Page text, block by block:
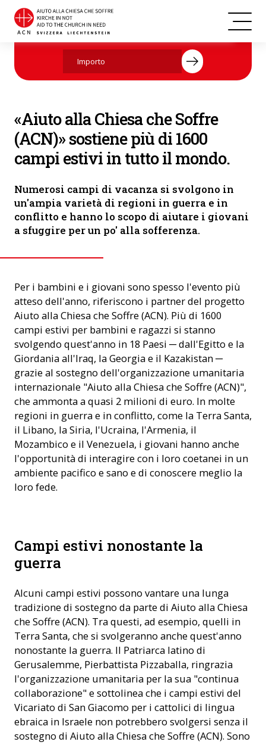
Siria: Attività pastorali presso il centro giovanile di Kafroun Don Bosco
(Foto: ACN)
Aiutate ora con la vostra donazione.
«Aiuto alla Chiesa che Soffre
(ACN)» sostiene più di 1600
campi estivi in tutto il mondo.
Numerosi campi di vacanza si svolgono in
un'ampia varietà di regioni in guerra e in
conflitto e hanno lo scopo di aiutare i giovani
a sfuggire per un po' alla sofferenza.
Per i bambini e i giovani sono spesso l'evento più
atteso dell'anno, riferiscono i partner del progetto
Aiuto alla Chiesa che Soffre (ACN). Più di 1600
campi estivi per bambini e ragazzi si stanno
svolgendo quest'anno in 18 Paesi ─ dall'Egitto e la
Giordania all'Iraq, la Georgia e il Kazakistan ─
grazie al sostegno dell'organizzazione umanitaria
internazionale "Aiuto alla Chiesa che Soffre (ACN)",
che ammonta a quasi 2 milioni di euro. In molte
regioni in guerra e in conflitto, come la Terra Santa,
il Libano, la Siria, l'Ucraina, l'Armenia, il
Mozambico e il Venezuela, i giovani hanno anche
l'opportunità di interagire con i loro coetanei in un
ambiente pacifico e sano e di conoscere meglio la
loro fede.
Campi estivi nonostante la
guerra
Alcuni campi estivi possono vantare una lunga
tradizione di sostegno da parte di Aiuto alla Chiesa
che Soffre (ACN). Tra questi, ad esempio, quelli in
Terra Santa, che si svolgeranno anche quest'anno
nonostante la guerra. Il Patriarca latino di
Gerusalemme, Pierbattista Pizzaballa, ringrazia
l'organizzazione umanitaria per la sua "continua
collaborazione" e sottolinea che i campi estivi del
Vicariato di San Giacomo per i cattolici di lingua
ebraica in Israele non potrebbero svolgersi senza il
sostegno di Aiuto alla Chiesa che Soffre (ACN). Sono